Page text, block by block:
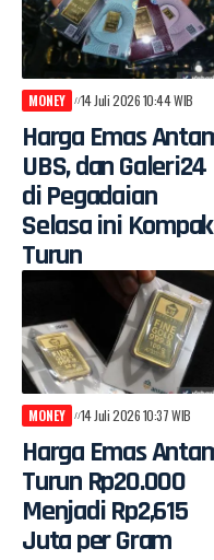
MONEY 14 Juli 2026 10:44 WIB
Harga Emas
UBS, dan Galeri24
di Pegadaian
Selasa ini Kompak
Turun
MONEY 14 Juli 2026 10:37 WIB
Harga Emas
Turun Rp20.000
Menjadi Rp2,615
Juta per Gram